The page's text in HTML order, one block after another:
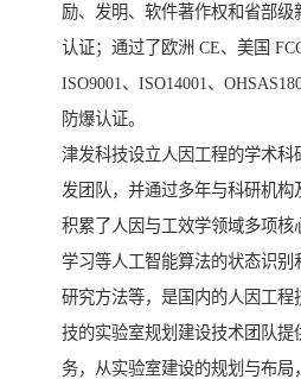
励、发明、软件著作权和省部级
认证；通过了欧洲 CE、美国
ISO9001、ISO14001、
防爆认证。
津发科技设立人因工程的学术科
发团队，并通过多年与科研机构
积累了人因与工效学领域多项核
学习等人工智能算法的状态识别
研究方法等，是国内的人因工程
技的实验室规划建设技术团队提
务，从实验室建设的规划与布局